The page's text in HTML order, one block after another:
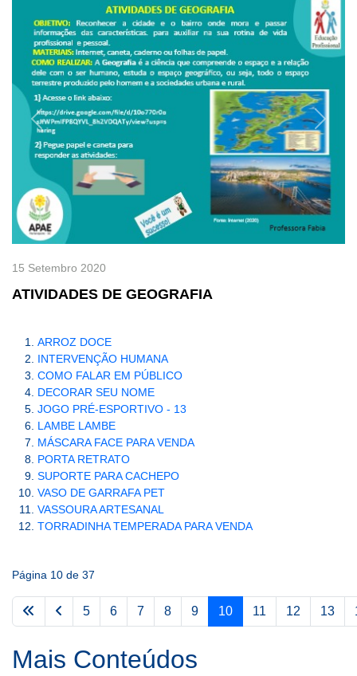
Previous Next
ATIVIDADES DE GEOGRAFIA
15 Setembro 2020
ARROZ DOCE
INTERVENÇÃO HUMANA
COMO FALAR EM PÚBLICO
DECORAR SEU NOME
JOGO PRÉ-ESPORTIVO - 13
LAMBE LAMBE
MÁSCARA FACE PARA VENDA
PORTA RETRATO
SUPORTE PARA CACHEPO
VASO DE GARRAFA PET
VASSOURA ARTESANAL
TORRADINHA TEMPERADA PARA VENDA
Página 10 de 37
5 6 7 8 9 10 11 12 13
Mais Conteúdos